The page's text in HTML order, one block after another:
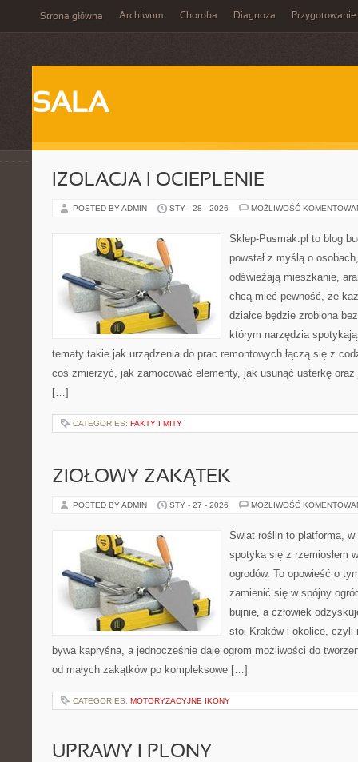
Strona główna Archiwum Choroba Diagnoza Przygotowanie
SALA
IZOLACJA I OCIEPLENIE
POSTED BY ADMIN STY - 28 - 2026 MOŻLIWOŚĆ
Sklep-Pusmak.pl to blog
powstał z myślą o
odświeżają mieszkanie,
chcą mieć pewność, że
działce będzie zrobiona
którym narzędzia
tematy takie jak urządzenia do prac remontowych łączą się z
coś zmierzyć, jak zamocować elementy, jak usunąć usterkę
[…]
CATEGORIES: FAKTY I MITY
ZIOŁOWY ZAKĄTEK
POSTED BY ADMIN STY - 27 - 2026 MOŻLIWOŚĆ
Świat roślin to platforma, w
spotyka się z rzemiosłem
ogrodów. To opowieść o
zamienić się w spójny
bujnie, a człowiek
stoi Kraków i okolice, czyli
bywa kapryśna, a jednocześnie daje ogrom możliwości do
od małych zakątków po kompleksowe […]
CATEGORIES: MOTORYZACYJNE IKONY
UPRAWY I PLONY